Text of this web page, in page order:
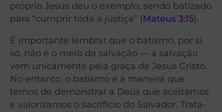
próprio Jesus deu o exemplo, sendo batizado
para “cumprir toda a justiça” (Mateus 3:15).
É importante lembrar que o batismo, por si
só, não é o meio da salvação — a salvação
vem unicamente pela graça de Jesus Cristo.
No entanto, o batismo é a maneira que
temos de demonstrar a Deus que aceitamos
e valorizamos o sacrifício do Salvador. Trata-